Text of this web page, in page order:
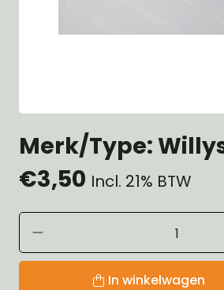
Merk/Type:
€3,50 Incl. 21% BTW
In winkelwagen